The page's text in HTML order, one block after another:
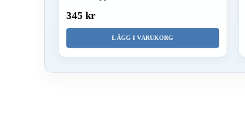
345 kr
LÄGG I VARUKORG